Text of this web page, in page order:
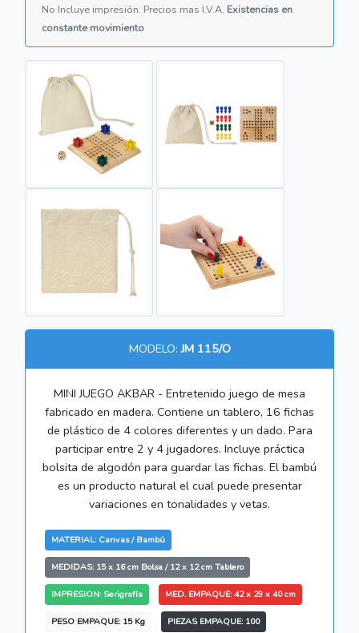
No Incluye impresión. Precios mas I.V.A. Existencias en
constante movimiento
MODELO:JM 115/O
MINI JUEGO AKBAR - Entretenido juego de mesa
fabricado en madera. Contiene un tablero, 16 fichas
de plástico de 4 colores diferentes y un dado. Para
participar entre 2 y 4 jugadores. Incluye práctica
bolsita de algodón para guardar las fichas. El bambú
es un producto natural el cual puede presentar
variaciones en tonalidades y vetas.
MATERIAL: Canvas / Bambú
MEDIDAS: 15 x 16 cm Bolsa / 12 x 12 cm Tablero
IMPRESION: Serigrafía MED. EMPAQUE: 42 x 29 x 40 cm
PESO EMPAQUE: 15 Kg PIEZAS EMPAQUE: 100